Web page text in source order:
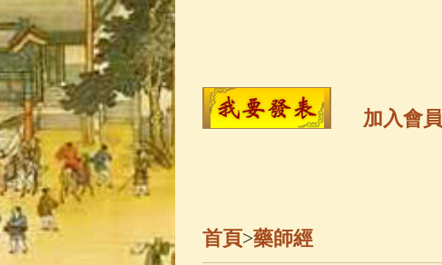
金山活佛
善財童子五十三參
加入會員
首頁>藥師經